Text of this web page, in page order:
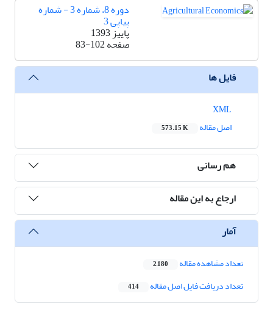
دوره 8، شماره 3 - شماره
پیاپی 3
پاییز 1393
صفحه83-102
فایل ها
اصل مقاله
573.15 K
هم رسانی
ارجاع به این مقاله
آمار
تعداد مشاهده مقاله 2,180
تعداد دریافت فایل اصل مقاله 414